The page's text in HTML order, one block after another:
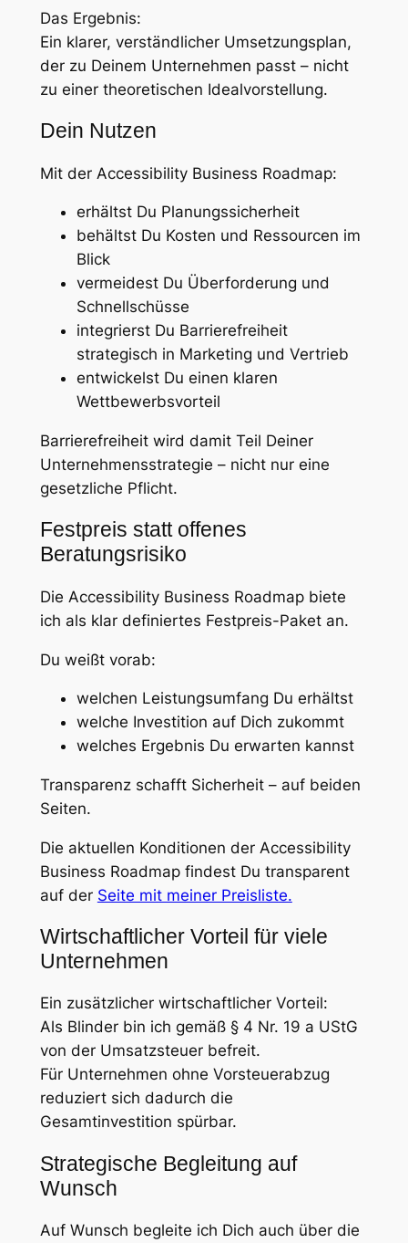
Das Ergebnis:
Ein klarer, verständlicher Umsetzungsplan,
der zu Deinem Unternehmen passt – nicht
zu einer theoretischen Idealvorstellung.
Dein Nutzen
Mit der Accessibility Business Roadmap:
erhältst Du Planungssicherheit
behältst Du Kosten und Ressourcen im
Blick
vermeidest Du Überforderung und
Schnellschüsse
integrierst Du Barrierefreiheit
strategisch in Marketing und Vertrieb
entwickelst Du einen klaren
Wettbewerbsvorteil
Barrierefreiheit wird damit Teil Deiner
Unternehmensstrategie – nicht nur eine
gesetzliche Pflicht.
Festpreis statt offenes
Beratungsrisiko
Die Accessibility Business Roadmap biete
ich als klar definiertes Festpreis-Paket an.
Du weißt vorab:
welchen Leistungsumfang Du erhältst
welche Investition auf Dich zukommt
welches Ergebnis Du erwarten kannst
Transparenz schafft Sicherheit – auf beiden
Seiten.
Die aktuellen Konditionen der Accessibility
Business Roadmap findest Du transparent
auf der Seite mit meiner Preisliste.
Wirtschaftlicher Vorteil für viele
Unternehmen
Ein zusätzlicher wirtschaftlicher Vorteil:
Als Blinder bin ich gemäß § 4 Nr. 19 a UStG
von der Umsatzsteuer befreit.
Für Unternehmen ohne Vorsteuerabzug
reduziert sich dadurch die
Gesamtinvestition spürbar.
Strategische Begleitung auf
Wunsch
Auf Wunsch begleite ich Dich auch über die